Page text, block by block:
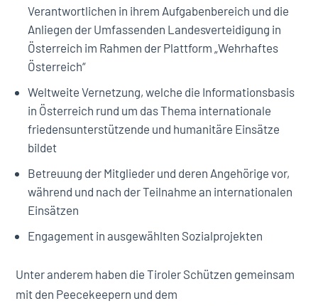
Verantwortlichen in ihrem Aufgabenbereich und die
Anliegen der Umfassenden Landesverteidigung in
Österreich im Rahmen der Plattform „Wehrhaftes
Österreich“
Weltweite Vernetzung, welche die Informationsbasis
in Österreich rund um das Thema internationale
friedensunterstützende und humanitäre Einsätze
bildet
Betreuung der Mitglieder und deren Angehörige vor,
während und nach der Teilnahme an internationalen
Einsätzen
Engagement in ausgewählten Sozialprojekten
Unter anderem haben die Tiroler Schützen gemeinsam
mit den Peecekeepern und dem